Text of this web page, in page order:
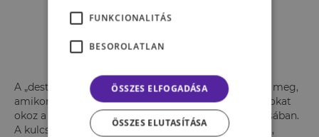
igazodó új önazonosság épül
fel.
A „destruktív” jelző a szakirodalomban akkor jelenik meg,
amikor egy közösség működése rendszerszintű károkat
okoz a tagok autonómiájában és pszichés integritásában.
A kulcskérdés nem az, hogy miben hisz egy csoport,
FUNKCIONALITÁS
BESOROLATLAN
ÖSSZES ELFOGADÁSA
ÖSSZES ELUTASÍTÁSA